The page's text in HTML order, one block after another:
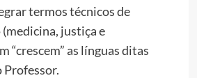
termos técnicos de
justiça e
“crescem” as línguas ditas
Professor.